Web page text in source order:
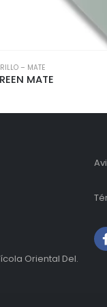
– MATE
Brillo
Oriental Del.